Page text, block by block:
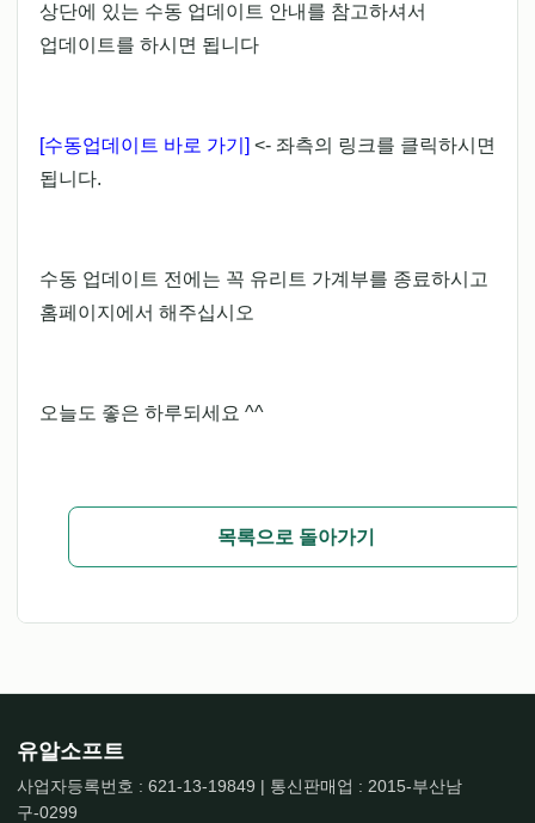
상단에 있는 수동 업데이트 안내를 참고하셔서
업데이트를 하시면 됩니다
[수동업데이트 바로 가기] <- 좌측의 링크를 클릭하시면
됩니다.
수동 업데이트 전에는 꼭 유리트 가계부를 종료하시고
홈페이지에서 해주십시오
오늘도 좋은 하루되세요 ^^
목록으로 돌아가기
유알소프트
사업자등록번호 : 621-13-19849 | 통신판매업 : 2015-부산남
구-0299